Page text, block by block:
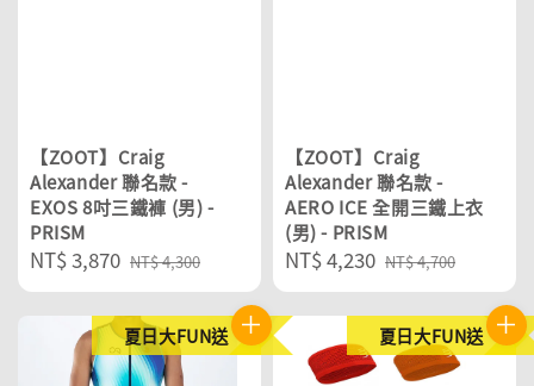
【ZOOT】Craig
Alexander 聯名款 -
EXOS 8吋三鐵褲 (男) -
PRISM
Sale
price
NT$ 3,870 Regular
price
NT$ 4,300
【ZOOT】Craig
Alexander 聯名款 -
AERO ICE 全開三鐵上衣
(男) - PRISM
Sale
price
NT$ 4,230 Regular
price
NT$ 4,700
夏日大FUN送 夏日大FUN送